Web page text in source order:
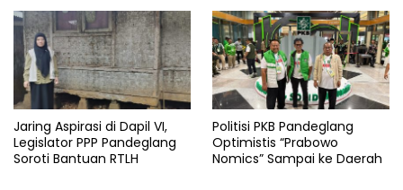
Jaring Aspirasi di Dapil VI,
Legislator PPP Pandeglang
Soroti Bantuan RTLH
Politisi PKB Pandeglang
Optimistis “Prabowo
Nomics” Sampai ke Daerah